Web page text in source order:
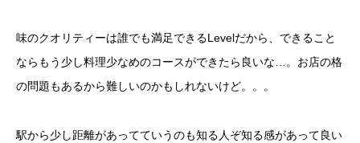
味のクオリティーは誰でも満足できるLevelだから、できること
ならもう少し料理少なめのコースができたら良いな…。お店の格
の問題もあるから難しいのかもしれないけど。。。
駅から少し距離があってていうのも知る人ぞ知る感があって良い